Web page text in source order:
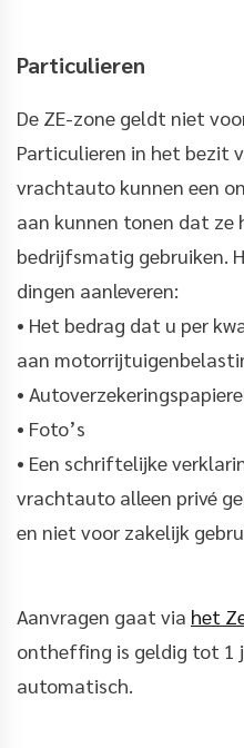
Particulieren
De ZE-zone geldt niet
Particulieren in het bezit
vrachtauto kunnen een
aan kunnen tonen dat ze
bedrijfsmatig gebruiken.
dingen aanleveren:
• Het bedrag dat u per
aan
•
• Foto’s
• Een schriftelijke
vrachtauto alleen privé
en niet voor zakelijk
Aanvragen gaat via het
ontheffing is geldig tot 1
automatisch.